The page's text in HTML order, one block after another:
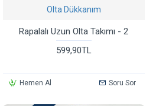
Olta Dükkanım
Rapalalı Uzun Olta Takımı - 2
599,90TL
Hemen Al Soru Sor